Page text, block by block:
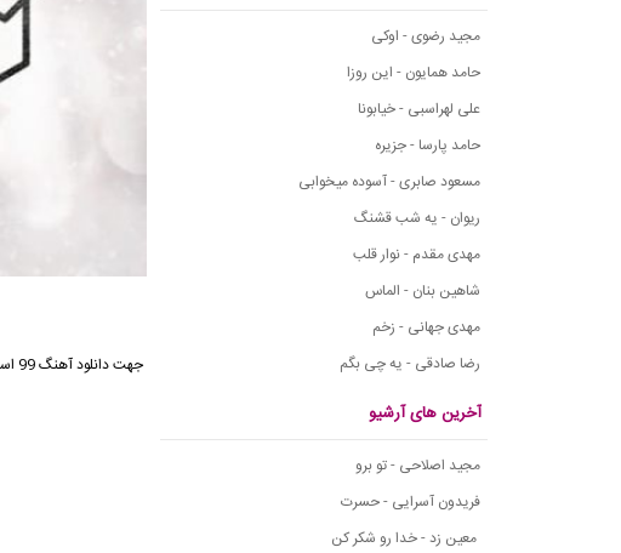
مجید رضوی - اوکی
حامد همایون - این روزا
علی لهراسبی - خیابونا
حامد پارسا - جزیره
مسعود صابری - آسوده میخوابی
ریوان - یه شب قشنگ
مهدی مقدم - نوار قلب
شاهین بنان - الماس
مهدی جهانی - زخم
رضا صادقی - یه چی بگم
آخرین های آرشیو
مجید اصلاحی - تو برو
فریدون آسرایی - حسرت
معین زد - خدا رو شکر کن
جهت دانلود آهنگ 99 اسم از